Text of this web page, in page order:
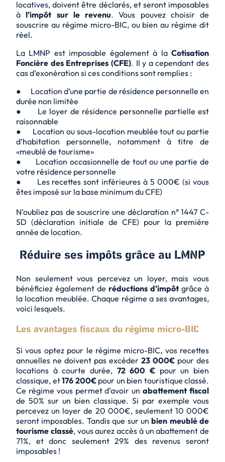
locatives, doivent être déclarés, et seront imposables
à l’impôt sur le revenu. Vous pouvez choisir de
souscrire au régime micro-BIC, ou bien au régime dit
réel.
La LMNP est imposable également à la Cotisation
Foncière des Entreprises (CFE). Il y a cependant des
cas d’exonération si ces conditions sont remplies :
● Location d’une partie de résidence personnelle en
durée non limitée
● Le loyer de résidence personnelle partielle est
raisonnable
● Location ou sous-location meublée tout ou partie
d’habitation personnelle, notamment à titre de
«meublé de tourisme»
● Location occasionnelle de tout ou une partie de
votre résidence personnelle
● Les recettes sont inférieures à 5 000€ (si vous
êtes imposé sur la base minimum du CFE)
N’oubliez pas de souscrire une déclaration n° 1447 C-
SD (déclaration initiale de CFE) pour la première
année de location.
Réduire ses impôts grâce au LMNP
Non seulement vous percevez un loyer, mais vous
bénéficiez également de réductions d’impôtgrâce à
la location meublée. Chaque régime a ses avantages,
voici lesquels.
Les avantages fiscaux du régime micro-BIC
Si vous optez pour le régime micro-BIC, vos recettes
annuelles ne doivent pas excéder 23 000€ pour des
locations à courte durée, 72 600 € pour un bien
classique, et176 200€pour un bien touristique classé.
Ce régime vous permet d’avoir unabattementfiscal
de 50% sur un bien classique. Si par exemple vous
percevez un loyer de 20 000€, seulement 10 000€
seront imposables. Tandis que sur un bien meublé de
tourisme classé, vous aurez accès à un abattement de
71%, et donc seulement 29% des revenus seront
imposables !